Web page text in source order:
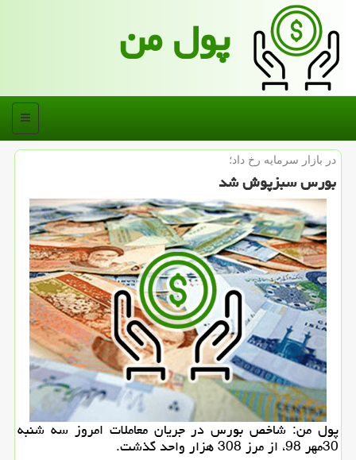
پول من
منو
در بازار سرمایه رخ داد؛
بورس سبزپوش شد
پول من: شاخص بورس در جریان معاملات امروز سه شنبه
30مهر 98، از مرز 308 هزار واحد گذشت.